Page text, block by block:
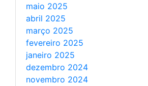
maio 2025
abril 2025
março 2025
fevereiro 2025
janeiro 2025
dezembro 2024
novembro 2024